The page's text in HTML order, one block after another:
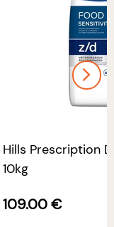
Hills Prescription
10kg
109.00 €